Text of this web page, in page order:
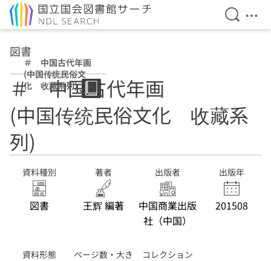
検索を
メ
図書
＃ 中国古代年画
(中国传统民俗文
化 收藏系列)
＃ 中国古代年画
(中国传统民俗文化 收藏系
列)
資料種別
図書
著者
王辉 編著
出版者
中国商業出版
社（中国）
出版年
201508
資料形態
ページ数・大き
コレクション